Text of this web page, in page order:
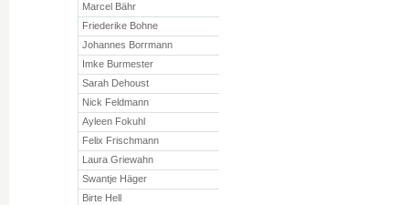
Marcel Bähr
Friederike Bohne
Johannes Borrmann
Imke Burmester
Sarah Dehoust
Nick Feldmann
Ayleen Fokuhl
Felix Frischmann
Laura Griewahn
Swantje Häger
Birte Hell